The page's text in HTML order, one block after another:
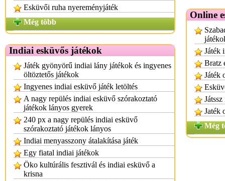
Esküvői ruha nyereményjáték
Még több
Indiai esküvős játékok
Játék gyönyörű indiai lány játékok és ingyenes
öltöztetős játékok
Ingyenes indiai esküvő játék letöltés
A nagy repülés indiai esküvő szórakoztató
játékok lányos gyerek
240 px a nagy repülés indiai esküvő
szórakoztató játékok lányos
Indiai menyasszony átalakítása játék
Egy fiatal indiai játékok
Öko kultúrális fesztivál és indiai esküvő a
krisna
Online
Játék
Bratz
Játék
Jaték
Még